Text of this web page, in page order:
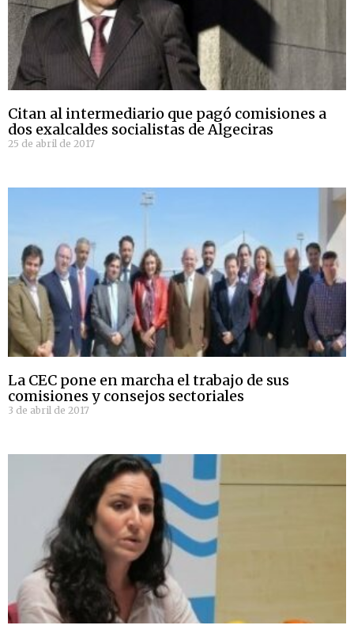
Citan al intermediario que pagó comisiones a
dos exalcaldes socialistas de Algeciras
25 de abril de 2017
La CEC pone en marcha el trabajo de sus
comisiones y consejos sectoriales
3 de abril de 2017